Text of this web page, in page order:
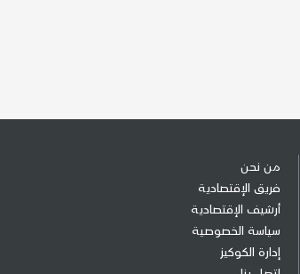
من نحن
فريق الإقتصادية
أرشيف الإقتصادية
سياسة الخصوصية
إدارة الكوكيز